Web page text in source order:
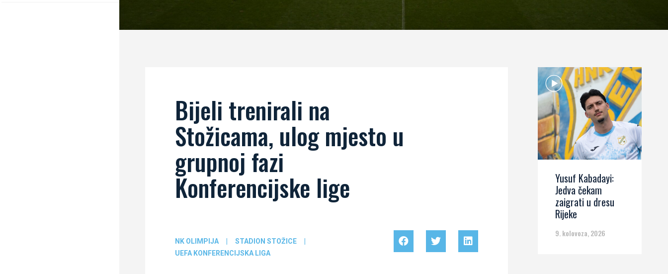
Bijeli trenirali na
Stožicama, ulog mjesto u
grupnoj fazi
Konferencijske lige
NK OLIMPIJA STADION STOŽICE
UEFA KONFERENCIJSKA LIGA
Yusuf Kabadayi:
Jedva čekam
zaigrati u dresu
Rijeke
9. kolovoza, 2026